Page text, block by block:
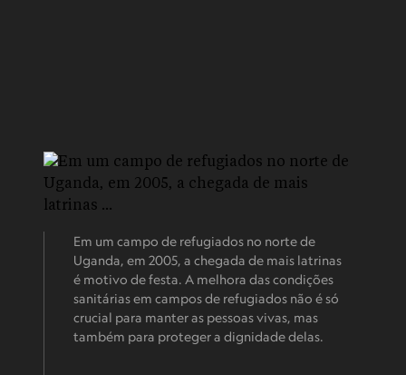
Em um campo de refugiados no norte de
Uganda, em 2005, a chegada de mais latrinas
é motivo de festa. A melhora das condições
sanitárias em campos de refugiados não é só
crucial para manter as pessoas vivas, mas
também para proteger a dignidade delas.